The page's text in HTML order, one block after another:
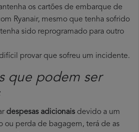
os cartões de embarque de
Ryanair, mesmo que tenha sofrido
sido reprogramado para outro
provar que sofreu um incidente.
que podem ser
despesas adicionais devido a um
ou perda de bagagem, terá de as